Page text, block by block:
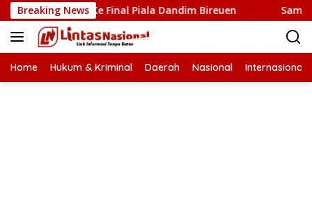
Langsung
ke
konten
Breaking News
Lolos Ke Final Piala Dandim Bireuen Samsul Bahri
Home Hukum & Kriminal Daerah Nasional Internasional